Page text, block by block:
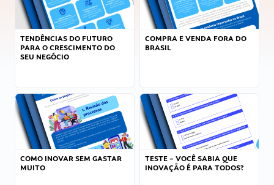
TENDÊNCIAS DO FUTURO
PARA O CRESCIMENTO DO
SEU NEGÓCIO
COMPRA E VENDA FORA DO
BRASIL
COMO INOVAR SEM GASTAR
MUITO
TESTE – VOCÊ SABIA QUE
INOVAÇÃO É PARA TODOS?